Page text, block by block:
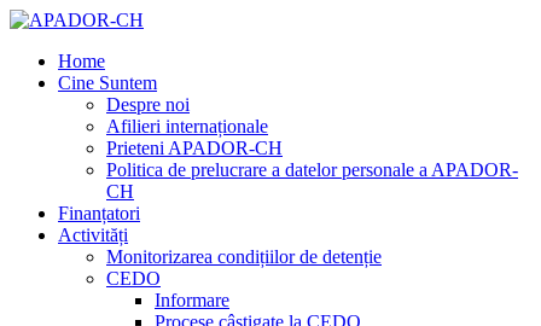
Home
Cine Suntem
Despre noi
Afilieri internaționale
Prieteni APADOR-CH
Politica de prelucrare a datelor personale a APADOR-
CH
Finanțatori
Activități
Monitorizarea condițiilor de detenție
CEDO
Informare
Procese câștigate la CEDO